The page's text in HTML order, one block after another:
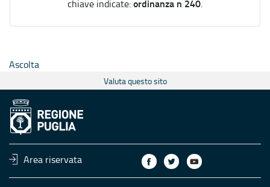
chiave indicate:ordinanza n 240.
Ascolta
Valuta questo sito
Area riservata